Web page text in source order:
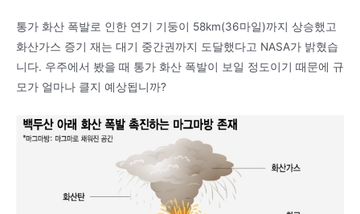
통가 화산 폭발로 인한 연기 기둥이 58km(36마일)까지 상승했고
화산가스 증기 재는 대기 중간권까지 도달했다고 NASA가 밝혔습
니다. 우주에서 봤을 때 통가 화산 폭발이 보일 정도이기 때문에 규
모가 얼마나 클지 예상됩니까?